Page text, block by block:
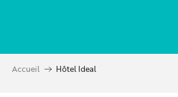
principal
Accueil Hôtel Ideal